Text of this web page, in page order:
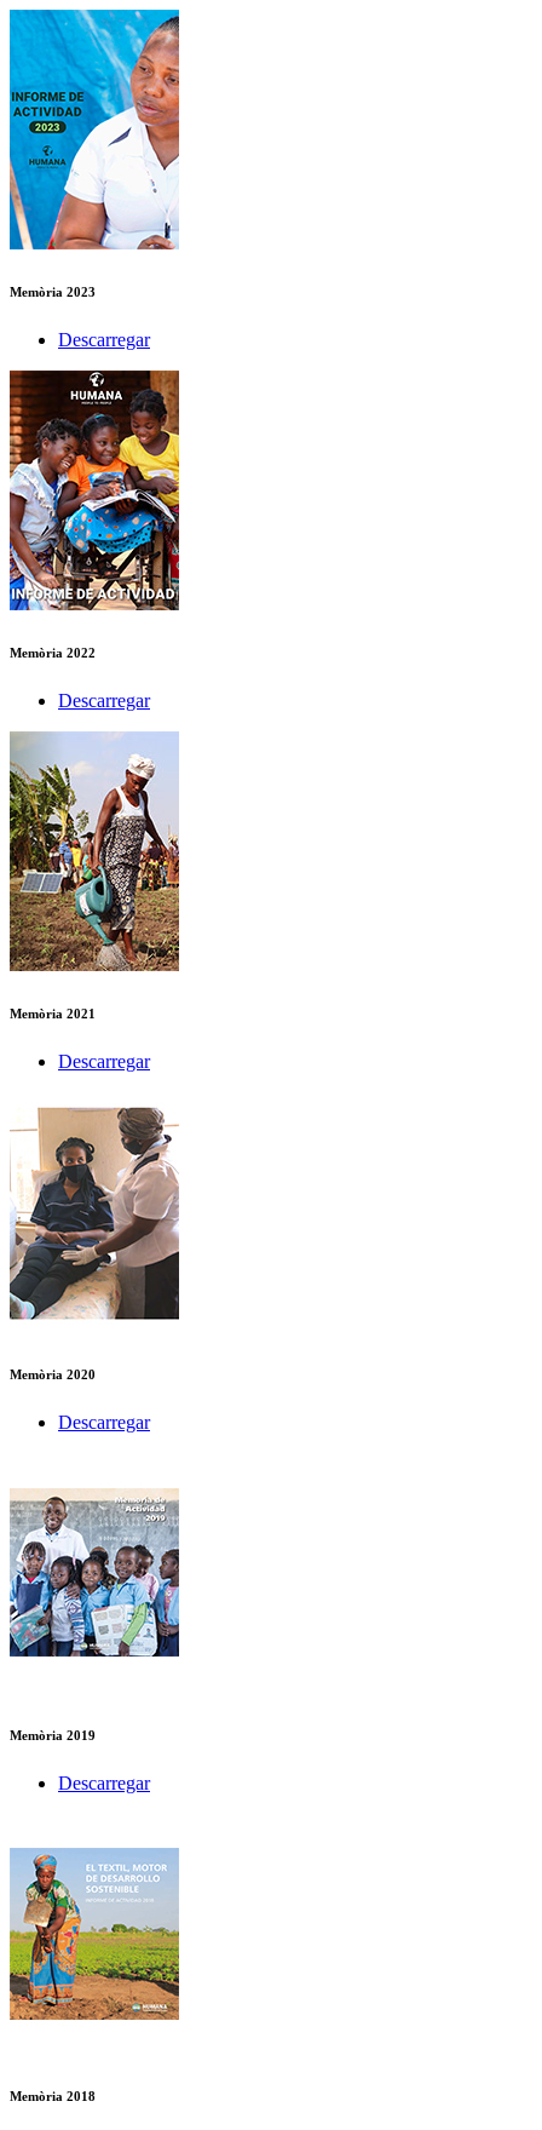
Memòria 2023
Descarregar
Memòria 2022
Descarregar
Memòria 2021
Descarregar
Memòria 2020
Descarregar
Memòria 2019
Descarregar
Memòria 2018